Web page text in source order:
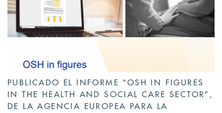
PUBLICADO EL INFORME “OSH IN FIGURES
IN THE HEALTH AND SOCIAL CARE SECTOR”,
DE LA AGENCIA EUROPEA PARA LA